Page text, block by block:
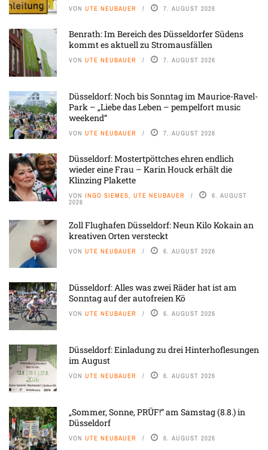
VON UTE NEUBAUER 7. AUGUST 2026
Benrath: Im Bereich des Düsseldorfer Südens
kommt es aktuell zu Stromausfällen
VON UTE NEUBAUER 7. AUGUST 2026
Düsseldorf: Noch bis Sonntag im Maurice-Ravel-
Park – „Liebe das Leben – pempelfort music
weekend“
VON UTE NEUBAUER 7. AUGUST 2026
Düsseldorf: Mostertpöttches ehren endlich
wieder eine Frau – Karin Houck erhält die
Klinzing Plakette
VON INGO SIEMES, UTE NEUBAUER 6. AUGUST
2026
Zoll Flughafen Düsseldorf: Neun Kilo Kokain an
kreativen Orten versteckt
VON UTE NEUBAUER 6. AUGUST 2026
Düsseldorf: Alles was zwei Räder hat ist am
Sonntag auf der autofreien Kö
VON UTE NEUBAUER 6. AUGUST 2026
Düsseldorf: Einladung zu drei Hinterhoflesungen
im August
VON UTE NEUBAUER 6. AUGUST 2026
„Sommer, Sonne, PRÜF!“ am Samstag (8.8.) in
Düsseldorf
VON UTE NEUBAUER 6. AUGUST 2026